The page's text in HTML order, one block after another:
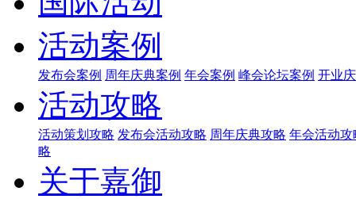
活动案例
发布会案例 周年庆典案例 年会案例 峰会论坛案例 开业
活动攻略
活动策划攻略 发布会活动攻略 周年庆典攻略 年会活动攻
略
关于嘉御